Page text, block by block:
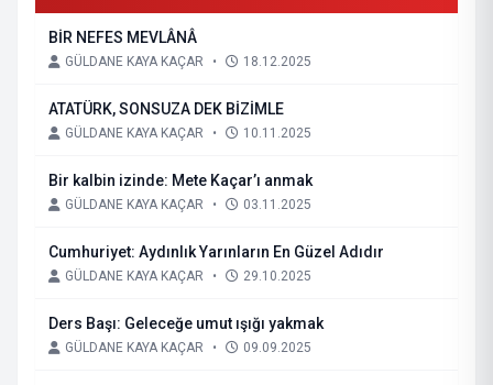
BİR NEFES MEVLÂNÂ
GÜLDANE KAYA KAÇAR • 18.12.2025
ATATÜRK, SONSUZA DEK BİZİMLE
GÜLDANE KAYA KAÇAR • 10.11.2025
Bir kalbin izinde: Mete Kaçar’ı anmak
GÜLDANE KAYA KAÇAR • 03.11.2025
Cumhuriyet: Aydınlık Yarınların En Güzel Adıdır
GÜLDANE KAYA KAÇAR • 29.10.2025
Ders Başı: Geleceğe umut ışığı yakmak
GÜLDANE KAYA KAÇAR • 09.09.2025